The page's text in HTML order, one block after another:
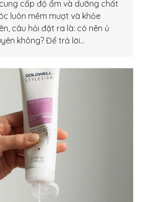
cấp độ ẩm và dưỡng chất
luôn mềm mượt và khỏe
câu hỏi đặt ra là: có nên ủ
không? Để trả lời…